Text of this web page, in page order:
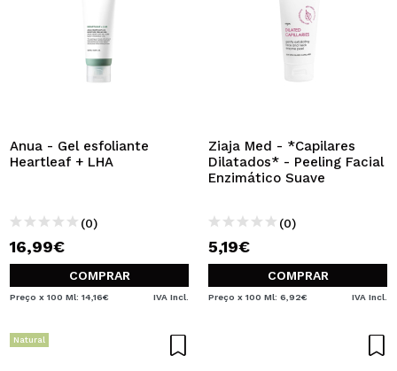
Anua - Gel esfoliante
Heartleaf + LHA
(0)
16,99€
COMPRAR
Preço x 100 Ml: 14,16€ IVA Incl.
Ziaja Med - *Capilares
Dilatados* - Peeling Facial
Enzimático Suave
(0)
5,19€
COMPRAR
Preço x 100 Ml: 6,92€ IVA Incl.
Natural